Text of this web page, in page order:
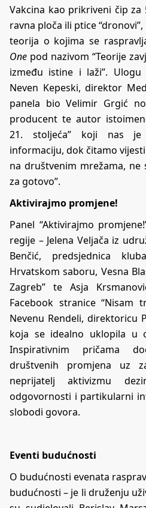
Vakcina kao prikriveni čip za
ravna ploča ili ptice
teorija o kojima se
One pod nazivom “Teorije
između istine i laži”.
Neven Kepeski, direktor
panela bio Velimir Grgić
producent te autor
21. stoljeća” koji nas
informaciju, dok čitamo
na društvenim mrežama, ne
za gotovo”.
Aktivirajmo promjene!
Panel “Aktivirajmo
regije – Jelena Veljača iz
Benčić, predsjednica
Hrvatskom saboru, Vesna
Zagreb” te Asja
Facebook stranice “Nisam
Nevenu Rendeli, direktoricu
koja se idealno uklopila u
Inspirativnim pričama
društvenih promjena uz
neprijatelj aktivizmu
odgovornosti i partikularni
slobodi govora.
Eventi budućnosti
O budućnosti evenata
budućnosti – je li druženju